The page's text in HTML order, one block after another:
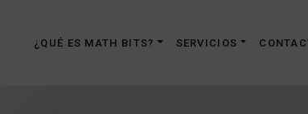
¿QUÉ ES MATH BITS? SERVICIOS